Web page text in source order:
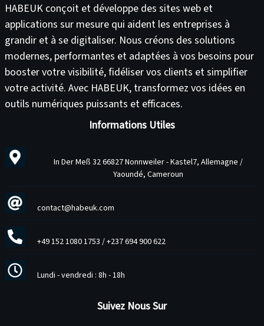
HABEUK conçoit et développe des sites webet
applications sur mesurequi aident les entreprises à
grandir et à se digitaliser. Nous créons des solutions
modernes, performantes et adaptées à vos besoins pour
booster votre visibilité,fidéliser vos clients etsimplifier
votre activité. Avec HABEUK, transformez vos idées en
outils numériques puissants et efficaces.
Informations Utiles
In Der Meß 32 66827 Nonnweiler - Kastel7, Allemagne /
Yaoundé, Cameroun
contact@habeuk.com
+49 152 1080 1753 /+237 694 900 622
Lundi - vendredi : 8h - 18h
Suivez Nous Sur